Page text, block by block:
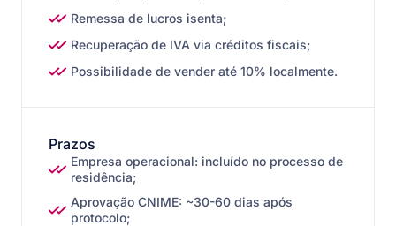
Remessa de lucros isenta;
Recuperação de IVA via créditos fiscais;
Possibilidade de vender até 10% localmente.
Prazos
Empresa operacional: incluído no processo de
residência;
Aprovação CNIME: ~30-60 dias após
protocolo;